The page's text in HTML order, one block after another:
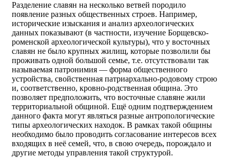
Разделение славян на несколько ветвей породило
появление разных общественных строев. Например,
исторические изыскания и анализ археологических
данных показывают (в частности, изучение Борщевско-
роменской археологической культуры), что у восточных
славян не было крупных жилищ, которые позволили бы
проживать одной большой семье, т.е. отсутствовали так
называемая патронимия — форма общественного
устройства, свойственная патриархально-родовому строю
и, соответственно, кровно-родственная община. Это
позволяет предположить, что восточные славяне жили
территориальной общиной. Ещё одним подтверждением
данного факта могут являться разные антропологические
типы археологических находок. В рамках такой общины
необходимо было проводить согласование интересов всех
входящих в неё семей, что, в свою очередь, порождало и
другие методы управления такой структурой.